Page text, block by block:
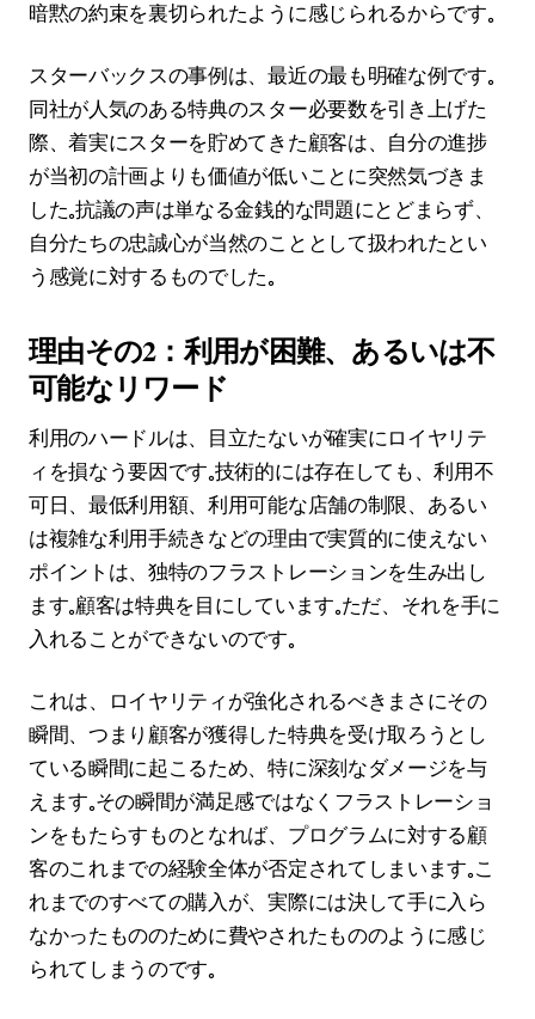
暗黙の約束を裏切られたように感じられるからです。
スターバックスの事例は、最近の最も明確な例です。
同社が人気のある特典のスター必要数を引き上げた
際、着実にスターを貯めてきた顧客は、自分の進捗
が当初の計画よりも価値が低いことに突然気づきま
した。抗議の声は単なる金銭的な問題にとどまらず、
自分たちの忠誠心が当然のこととして扱われたとい
う感覚に対するものでした。
理由その2：利用が困難、あるいは不
可能なリワード
利用のハードルは、目立たないが確実にロイヤリテ
ィを損なう要因です。技術的には存在しても、利用不
可日、最低利用額、利用可能な店舗の制限、あるい
は複雑な利用手続きなどの理由で実質的に使えない
ポイントは、独特のフラストレーションを生み出し
ます。顧客は特典を目にしています。ただ、それを手に
入れることができないのです。
これは、ロイヤリティが強化されるべきまさにその
瞬間、つまり顧客が獲得した特典を受け取ろうとし
ている瞬間に起こるため、特に深刻なダメージを与
えます。その瞬間が満足感ではなくフラストレーショ
ンをもたらすものとなれば、プログラムに対する顧
客のこれまでの経験全体が否定されてしまいます。こ
れまでのすべての購入が、実際には決して手に入ら
なかったもののために費やされたもののように感じ
られてしまうのです。